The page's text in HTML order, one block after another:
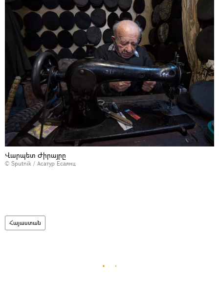
Վարպետ Ժիրայրը
© Sputnik / Асатур Есаянц
Հայաստան